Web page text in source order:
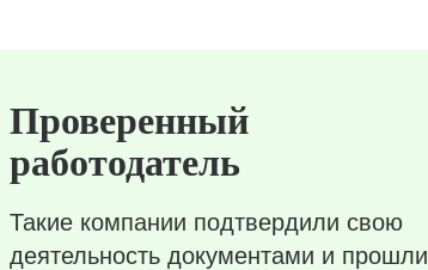
Проверенный
работодатель
Такие компании подтвердили свою
деятельность документами и прошли